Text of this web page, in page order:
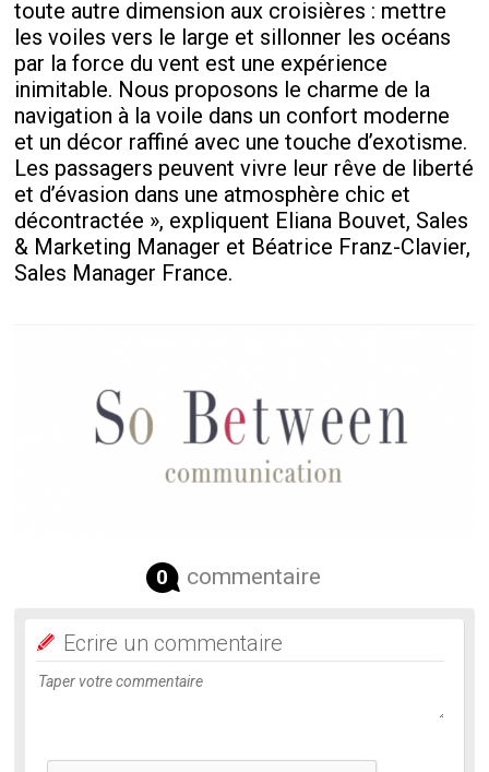
toute autre dimension aux croisières : mettre
les voiles vers le large et sillonner les océans
par la force du vent est une expérience
inimitable. Nous proposons le charme de la
navigation à la voile dans un confort moderne
et un décor raffiné avec une touche d’exotisme.
Les passagers peuvent vivre leur rêve de liberté
et d’évasion dans une atmosphère chic et
décontractée », expliquent Eliana Bouvet, Sales
& Marketing Manager et Béatrice Franz-Clavier,
Sales Manager France.
0 commentaire
Ecrire un commentaire